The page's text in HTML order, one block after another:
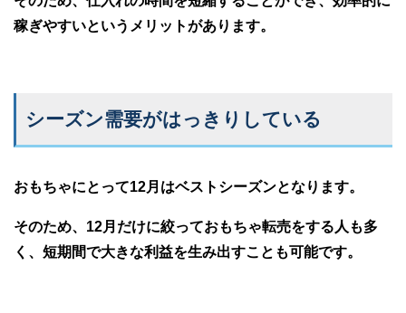
稼ぎやすいというメリットがあります。
シーズン需要がはっきりしている
おもちゃにとって12月はベストシーズンとなります。
そのため、12月だけに絞っておもちゃ転売をする人も多
く、短期間で大きな利益を生み出すことも可能です。